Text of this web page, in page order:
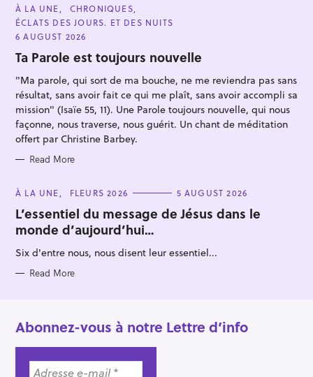
C
A
T
E
G
O
R
E
À LA UNE
CHRONIQUES
ÉCLATS DES JOURS. ET DES NUITS
6 AUGUST 2026
Ta Parole est toujours nouvelle
"Ma parole, qui sort de ma bouche, ne me reviendra pas sans
résultat, sans avoir fait ce qui me plaît, sans avoir accompli sa
mission" (Isaïe 55, 11). Une Parole toujours nouvelle, qui nous
façonne, nous traverse, nous guérit. Un chant de méditation
offert par Christine Barbey.
Read More
C
T
E
G
O
R
I
S
À LA UNE FLEURS 2026 5 AUGUST 2026
L’essentiel du message de Jésus dans le
monde d’aujourd’hui…
Six d'entre nous, nous disent leur essentiel...
Read More
Abonnez-vous à notre Lettre d’info
S
e
a
r
c
h
f
o
: